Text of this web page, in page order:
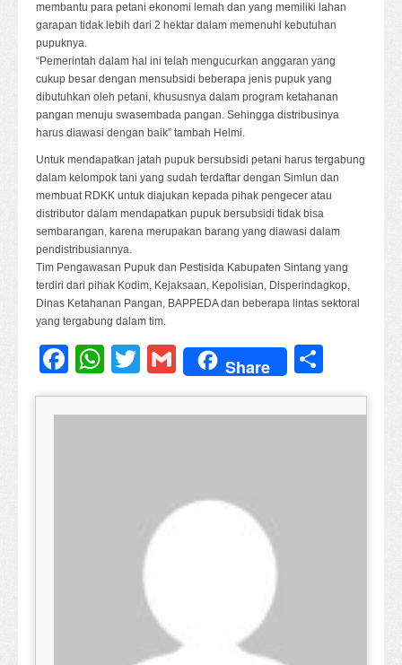
membantu para petani ekonomi lemah dan yang memiliki lahan
garapan tidak lebih dari 2 hektar dalam memenuhi kebutuhan
pupuknya.
“Pemerintah dalam hal ini telah mengucurkan anggaran yang
cukup besar dengan mensubsidi beberapa jenis pupuk yang
dibutuhkan oleh petani, khususnya dalam program ketahanan
pangan menuju swasembada pangan. Sehingga distribusinya
harus diawasi dengan baik” tambah Helmi.
Untuk mendapatkan jatah pupuk bersubsidi petani harus tergabung
dalam kelompok tani yang sudah terdaftar dengan Simlun dan
membuat RDKK untuk diajukan kepada pihak pengecer atau
distributor dalam mendapatkan pupuk bersubsidi tidak bisa
sembarangan, karena merupakan barang yang diawasi dalam
pendistribusiannya.
Tim Pengawasan Pupuk dan Pestisida Kabupaten Sintang yang
terdiri dari pihak Kodim, Kejaksaan, Kepolisian, Disperindagkop,
Dinas Ketahanan Pangan, BAPPEDA dan beberapa lintas sektoral
yang tergabung dalam tim.
Facebook
WhatsApp
TwitterGmail
Share